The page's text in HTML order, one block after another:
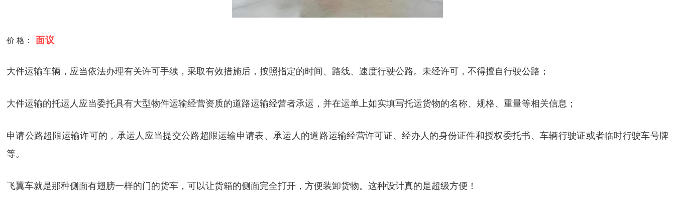
价 格： 面议
大件运输车辆，应当依法办理有关许可手续，采取有效措施后，按照指定的时间、路线、速度行驶公路。未经许可，不得擅自行驶公路；
大件运输的托运人应当委托具有大型物件运输经营资质的道路运输经营者承运，并在运单上如实填写托运货物的名称、规格、重量等相关信息；
申请公路超限运输许可的，承运人应当提交公路超限运输申请表、承运人的道路运输经营许可证、经办人的身份证件和授权委托书、车辆行驶证或者临时行驶车号牌
等。
飞翼车就是那种侧面有翅膀一样的门的货车，可以让货箱的侧面完全打开，方便装卸货物。这种设计真的是超级方便！